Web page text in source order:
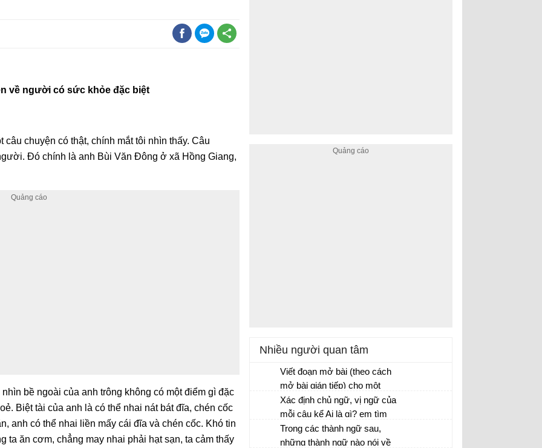
về người có sức khỏe đặc biệt
chuyện có thật, chính mắt tôi nhìn thấy. Câu
Đó chính là anh Bùi Văn Đông ở xã Hồng Giang,
bề ngoài của anh trông không có một điểm gì đặc
Biệt tài của anh là có thể nhai nát bát đĩa, chén cốc
anh có thể nhai liền mấy cái đĩa và chén cốc. Khó tin
ta ăn cơm, chẳng may nhai phải hạt sạn, ta cảm thấy
Nhiều người quan tâm
Viết đoạn mở bài (theo cách
mở bài gián tiếp) cho một
trong ba bài văn tả cây
phượng, cây hoa mai hoặc
cây dừa, theo gợi ý sau:
Xác định chủ ngữ, vị ngữ của
mỗi câu kể Ai là gì? em tìm
được ở hoạt động 1. Ghi kết
quả vào bảng nhóm.
Trong các thành ngữ sau,
những thành ngữ nào nói về